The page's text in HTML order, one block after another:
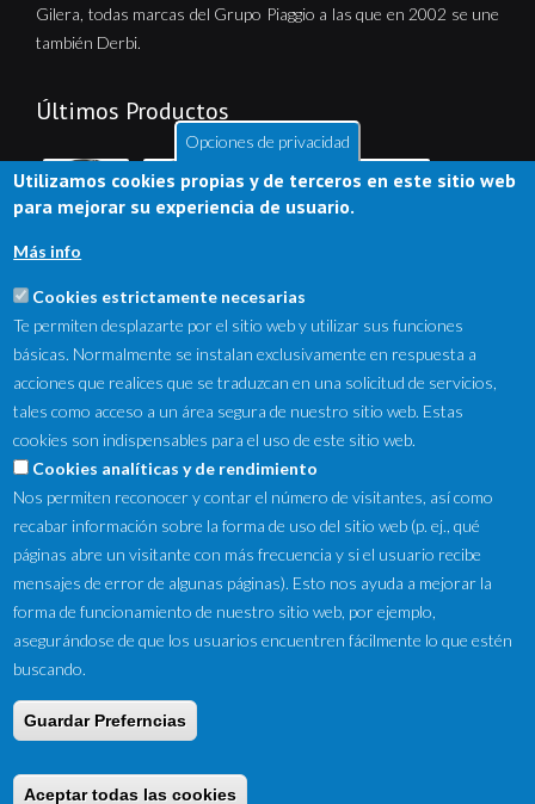
Gilera, todas marcas del Grupo Piaggio a las que en 2002 se une
también Derbi.
Últimos Productos
NewsLetter
Suscríbete a nuestro Newsletter y recibe en tu correo
electrónico las ofertas destacadas y novedades.
Condiciones de venta
Opciones de privacidad
Utilizamos cookies propias y de terceros en este sitio web
para mejorar su experiencia de usuario.
Más info
Cookies estrictamente necesarias
Te permiten desplazarte por el sitio web y utilizar sus funciones
básicas. Normalmente se instalan exclusivamente en respuesta a
acciones que realices que se traduzcan en una solicitud de servicios,
tales como acceso a un área segura de nuestro sitio web. Estas
cookies son indispensables para el uso de este sitio web.
Cookies analíticas y de rendimiento
Nos permiten reconocer y contar el número de visitantes, así como
recabar información sobre la forma de uso del sitio web (p. ej., qué
páginas abre un visitante con más frecuencia y si el usuario recibe
mensajes de error de algunas páginas). Esto nos ayuda a mejorar la
forma de funcionamiento de nuestro sitio web, por ejemplo,
asegurándose de que los usuarios encuentren fácilmente lo que estén
buscando.
Guardar Preferncias
Aceptar todas las cookies